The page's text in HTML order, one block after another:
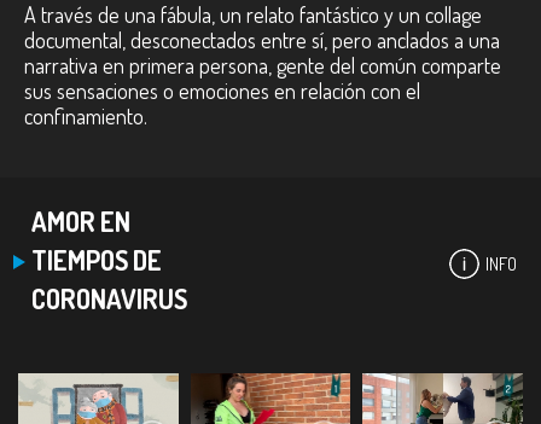
A través de una fábula, un relato fantástico y un collage
documental, desconectados entre sí, pero anclados a una
narrativa en primera persona, gente del común comparte
sus sensaciones o emociones en relación con el
confinamiento.
AMOR EN
TIEMPOS DE
CORONAVIRUS
INFO